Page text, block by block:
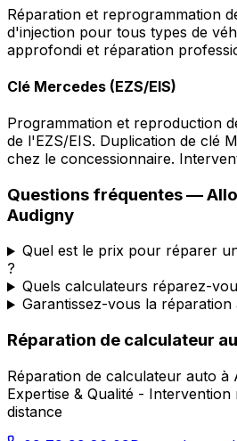
Réparation et reprogrammation
d'injection pour tous types de
approfondi et réparation
Clé Mercedes (EZS/EIS)
Programmation et reproduction
de l'EZS/EIS. Duplication de clé
chez le concessionnaire.
Questions fréquentes —
Audigny
Quel est le prix pour réparer
?
Quels calculateurs réparez-
Garantissez-vous la réparation
Réparation de calculateur
Réparation de calculateur auto à
Expertise & Qualité -
distance